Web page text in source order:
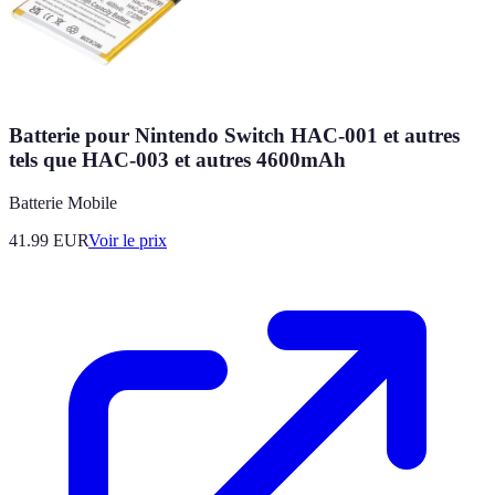
Batterie pour Nintendo Switch HAC-001 et autres
tels que HAC-003 et autres 4600mAh
Batterie Mobile
41.99 EURVoir le prix